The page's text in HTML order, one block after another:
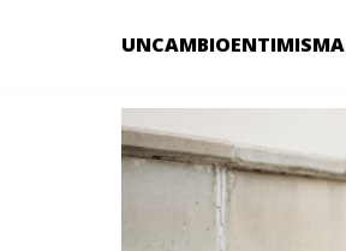
UNCAMBIOENTIMISMA